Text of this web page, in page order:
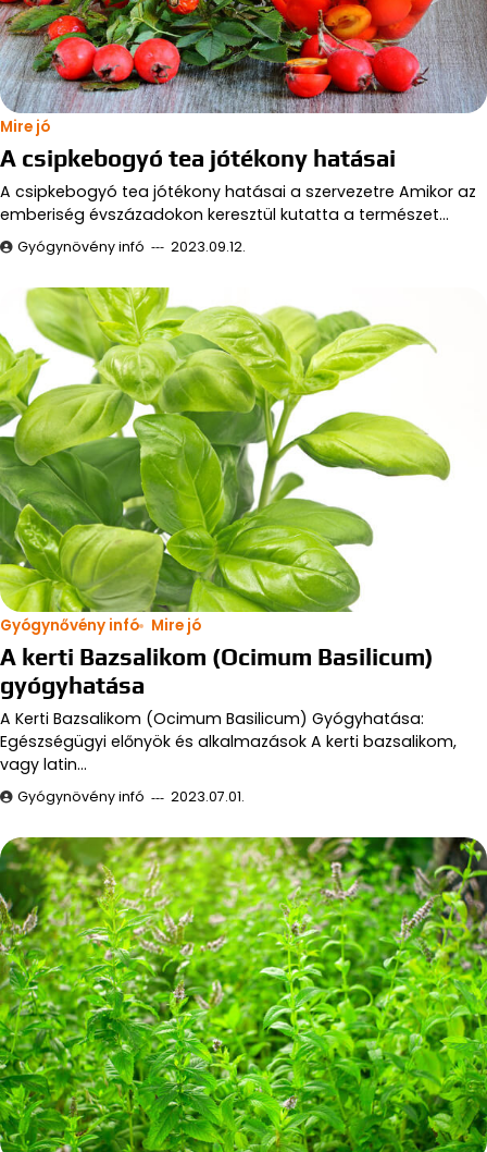
Mire jó
A csipkebogyó tea jótékony hatásai
A csipkebogyó tea jótékony hatásai a szervezetre Amikor az
emberiség évszázadokon keresztül kutatta a természet…
Gyógynövény infó 2023.09.12.
Gyógynővény infó Mire jó
A kerti Bazsalikom (Ocimum Basilicum)
gyógyhatása
A Kerti Bazsalikom (Ocimum Basilicum) Gyógyhatása:
Egészségügyi előnyök és alkalmazások A kerti bazsalikom,
vagy latin…
Gyógynövény infó 2023.07.01.